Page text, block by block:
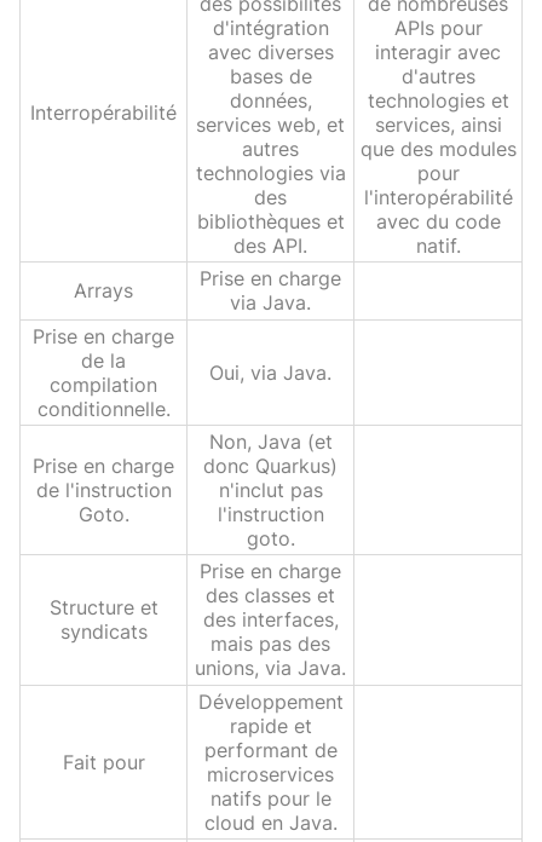
Interropérabilité
d'intégration
avec diverses
bases de
données,
services web, et
autres
technologies via
des
bibliothèques et
des API.
APIs pour
interagir avec
d'autres
technologies et
services, ainsi
que des modules
pour
l'interopérabilité
avec du code
natif.
Arrays
Prise en charge
via Java.
Prise en charge
de la
compilation
conditionnelle.
Oui, via Java.
Prise en charge
de l'instruction
Goto.
Non, Java (et
donc Quarkus)
n'inclut pas
l'instruction
goto.
Structure et
syndicats
Prise en charge
des classes et
des interfaces,
mais pas des
unions, via Java.
Fait pour
Développement
rapide et
performant de
microservices
natifs pour le
cloud en Java.